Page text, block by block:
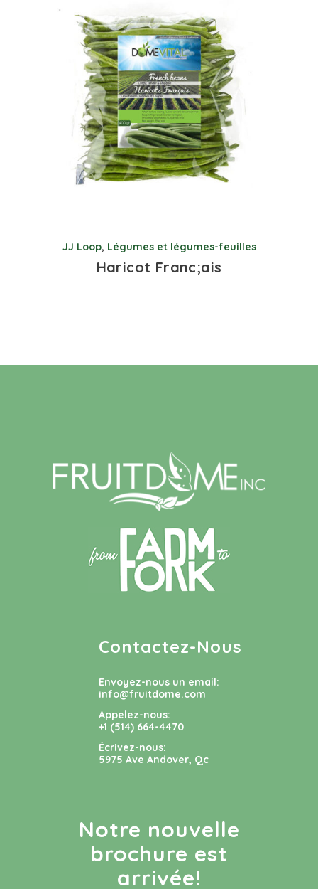
JJ Loop, Légumes et légumes-feuilles
Haricot Franc;ais
Contactez-Nous
Envoyez-nous un email:
info@fruitdome.com
Appelez-nous:
+1 (514) 664-4470
Écrivez-nous:
5975 Ave Andover, Qc
Notre nouvelle
brochure est
arrivée!